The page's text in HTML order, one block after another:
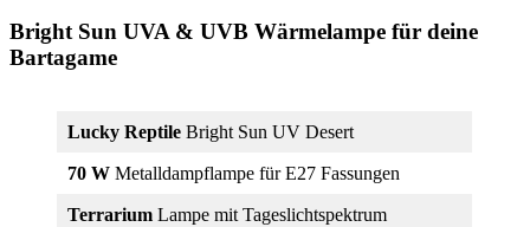
Bright Sun UVA & UVB Wärmelampe für deine
Bartagame
Lucky Reptile Bright Sun UV Desert
70 W Metalldampflampe für E27 Fassungen
Terrarium Lampe mit Tageslichtspektrum